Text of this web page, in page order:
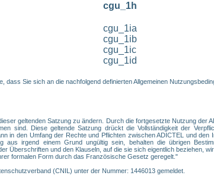
cgu_1h
cgu_1ia
cgu_1ib
cgu_1ic
cgu_1id
Sie sich an die nachfolgend definierten Allgemeinen
geltenden Satzung zu ändern. Durch die fortgesetzte Nutzung der
sind. Diese geltende Satzung drückt die Vollständigkeit der
in den Umfang der Rechte und Pflichten zwischen ADICTEL und
aus irgend einem Grund ungültig sein, behalten die übrigen
Überschriften und den Klauseln, auf die sie sich eigentlich beziehen,
formalen Form durch das Französische Gesetz geregelt."
(CNIL) unter der Nummer: 1446013 gemeldet.